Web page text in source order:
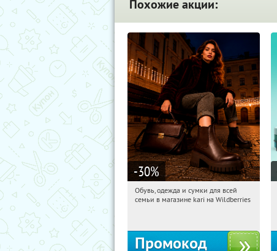
Похожие акции:
-30%
12:54:18 Получили:
Обувь, одежда и сумки для всей
семьи в магазине kari на Wildberries
Промокод